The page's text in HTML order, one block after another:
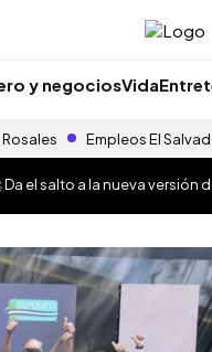
y negociosVida
Empleos El
el salto a la nueva versión